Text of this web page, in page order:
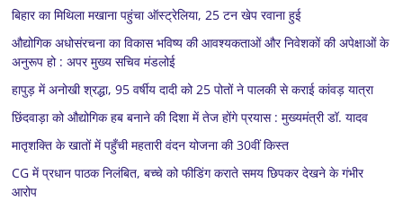
बिहार का मिथिला मखाना पहुंचा ऑस्ट्रेलिया, 25 टन खेप रवाना हुई
औद्योगिक अधोसंरचना का विकास भविष्य की आवश्यकताओं और निवेशकों की अपेक्षाओं के
अनुरूप हो : अपर मुख्य सचिव मंडलोई
हापुड़ में अनोखी श्रद्धा, 95 वर्षीय दादी को 25 पोतों ने पालकी से कराई कांवड़ यात्रा
छिंदवाड़ा को औद्योगिक हब बनाने की दिशा में तेज होंगे प्रयास : मुख्यमंत्री डॉ. यादव
मातृशक्ति के खातों में पहुँची महतारी वंदन योजना की 30वीं किस्त
CG में प्रधान पाठक निलंबित, बच्चे को फीडिंग कराते समय छिपकर देखने के गंभीर
आरोप